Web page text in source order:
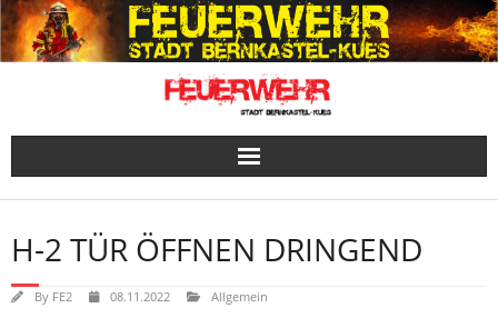
Skip
to
content
H-2 TÜR ÖFFNEN DRINGEND
By FE2 08.11.2022 Allgemein